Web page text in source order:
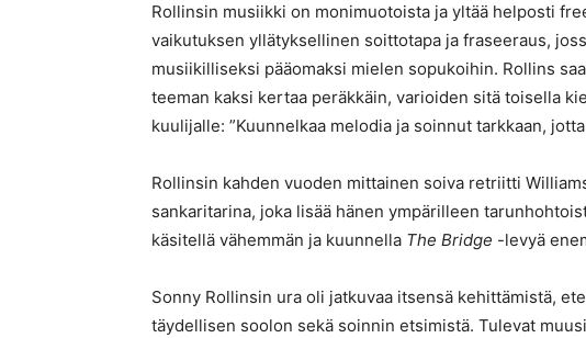
Rollinsin musiikki on monimuotoista ja yltää helposti
vaikutuksen yllätyksellinen soittotapa ja fraseeraus,
musiikilliseksi pääomaksi mielen sopukoihin. Rollins
teeman kaksi kertaa peräkkäin, varioiden sitä toisella
kuulijalle: ”Kuunnelkaa melodia ja soinnut tarkkaan,
Rollinsin kahden vuoden mittainen soiva retriitti
sankaritarina, joka lisää hänen ympärilleen
käsitellä vähemmän ja kuunnella The Bridge -levyä
Sonny Rollinsin ura oli jatkuvaa itsensä kehittämistä,
täydellisen soolon sekä soinnin etsimistä. Tulevat